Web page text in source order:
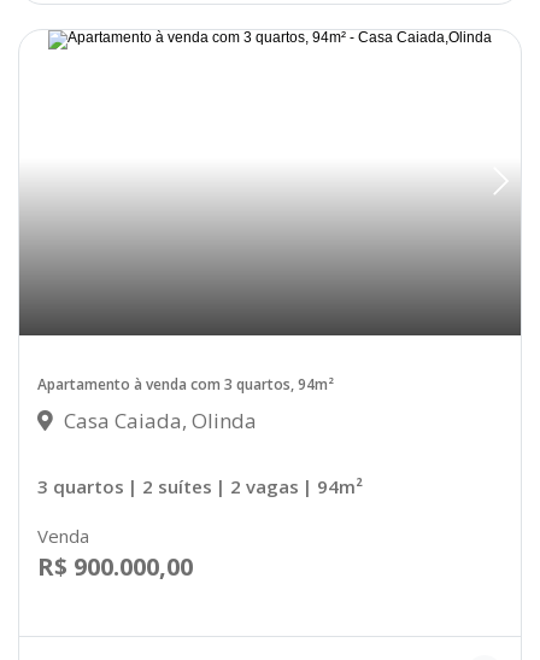
Apartamento à venda com 3 quartos, 94m²
Casa Caiada, Olinda
3 quartos | 2 suítes | 2 vagas | 94m²
Venda
R$ 900.000,00